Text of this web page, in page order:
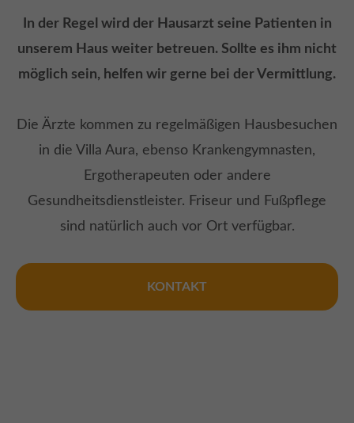
In der Regel wird der Hausarzt seine Patienten in
unserem Haus weiter betreuen. Sollte es ihm nicht
möglich sein, helfen wir gerne bei der Vermittlung.
Die Ärzte kommen zu regelmäßigen Hausbesuchen
in die Villa Aura, ebenso Krankengymnasten,
Ergotherapeuten oder andere
Gesundheitsdienstleister. Friseur und Fußpflege
sind natürlich auch vor Ort verfügbar.
KONTAKT